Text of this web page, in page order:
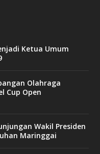
Ketua Umum
Olahraga
Cup Open
Wakil Presiden
Maringgai